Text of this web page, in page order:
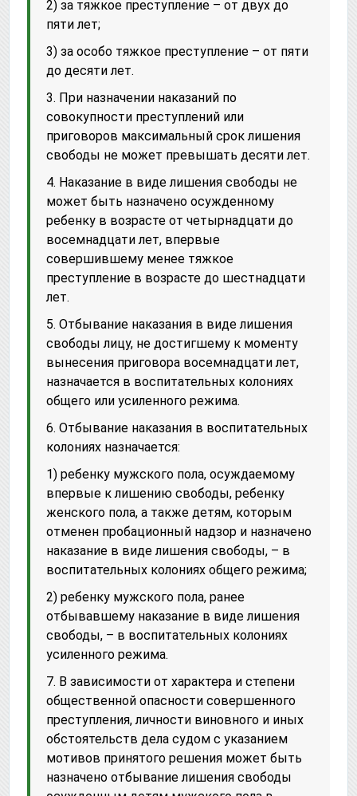
2) за тяжкое преступление – от двух до
пяти лет;
3) за особо тяжкое преступление – от пяти
до десяти лет.
3. При назначении наказаний по
совокупности преступлений или
приговоров максимальный срок лишения
свободы не может превышать десяти лет.
4. Наказание в виде лишения свободы не
может быть назначено осужденному
ребенку в возрасте от четырнадцати до
восемнадцати лет, впервые
совершившему менее тяжкое
преступление в возрасте до шестнадцати
лет.
5. Отбывание наказания в виде лишения
свободы лицу, не достигшему к моменту
вынесения приговора восемнадцати лет,
назначается в воспитательных колониях
общего или усиленного режима.
6. Отбывание наказания в воспитательных
колониях назначается:
1) ребенку мужского пола, осуждаемому
впервые к лишению свободы, ребенку
женского пола, а также детям, которым
отменен пробационный надзор и назначено
наказание в виде лишения свободы, – в
воспитательных колониях общего режима;
2) ребенку мужского пола, ранее
отбывавшему наказание в виде лишения
свободы, – в воспитательных колониях
усиленного режима.
7. В зависимости от характера и степени
общественной опасности совершенного
преступления, личности виновного и иных
обстоятельств дела судом с указанием
мотивов принятого решения может быть
назначено отбывание лишения свободы